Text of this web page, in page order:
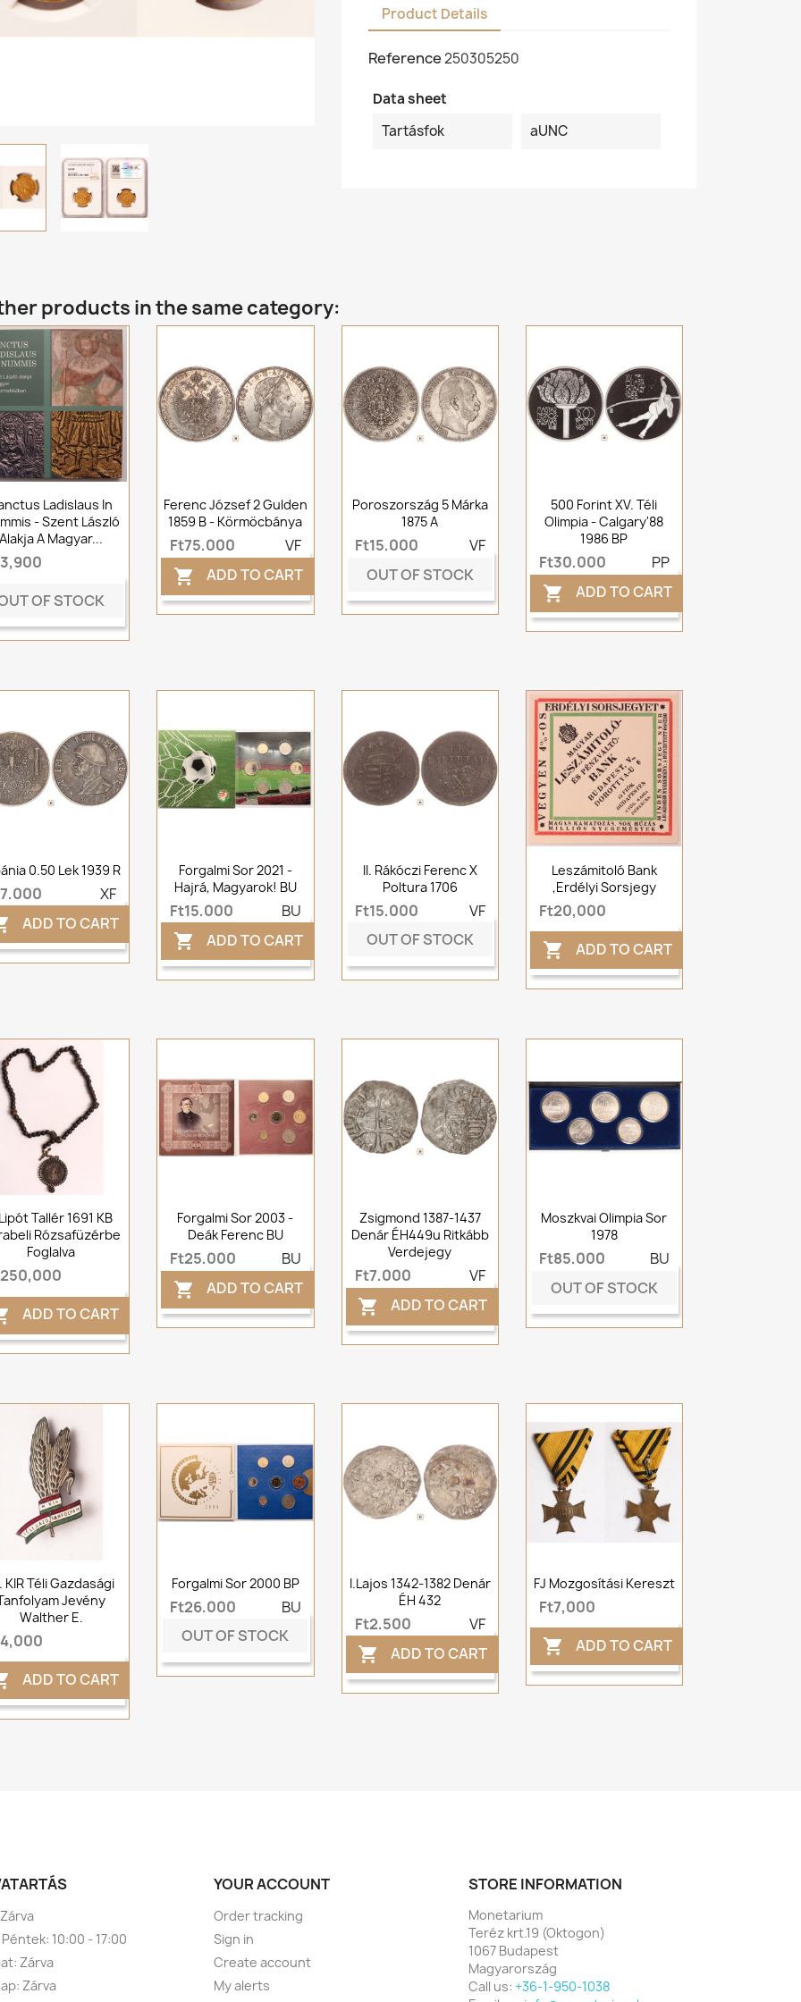
Product Details
Reference250305250
Data sheet
Tartásfok
aUNC
products in the same category:
Ladislaus In
- Szent László
Alakja A Magyar...
OF STOCK
Ferenc József 2 Gulden
1859 B - Körmöcbánya
Ft75,000 VF
 ADD TO CART
Poroszország 5 Márka
1875 A
Ft15,000
VF
OUT OF STOCK
500 Forint XV. Téli
Olimpia - Calgary'88
1986 BP
Ft30,000 PP
 ADD TO CART
0.50 Lek 1939 R
XF
ADD TO CART
Forgalmi Sor 2021 -
Hajrá, Magyarok! BU
Ft15,000 BU
 ADD TO CART
II. Rákóczi Ferenc X
Poltura 1706
Ft15,000
VF
OUT OF STOCK
Leszámitoló Bank
,Erdélyi Sorsjegy
Ft20,000
 ADD TO CART
Tallér 1691 KB
Rózsafüzérbe
Foglalva
ADD TO CART
Forgalmi Sor 2003 -
Deák Ferenc BU
Ft25,000 BU
 ADD TO CART
Zsigmond 1387-1437
Denár ÉH449u Ritkább
Verdejegy
Ft7,000 VF
 ADD TO CART
Moszkvai Olimpia Sor
1978
Ft85,000
BU
OUT OF STOCK
KIR Téli Gazdasági
Jevény
Walther E.
ADD TO CART
Forgalmi Sor 2000 BP
Ft26,000
BU
OUT OF STOCK
I.Lajos 1342-1382 Denár
ÉH 432
Ft2,500 VF
 ADD TO CART
FJ Mozgosítási Kereszt
Ft7,000
 ADD TO CART
10:00 - 17:00
Zárva
Zárva
YOUR ACCOUNT
Order tracking
Sign in
Create account
My alerts
STORE INFORMATION
Monetarium
Teréz krt.19 (Oktogon)
1067 Budapest
Magyarország
Call us: +36-1-950-1038